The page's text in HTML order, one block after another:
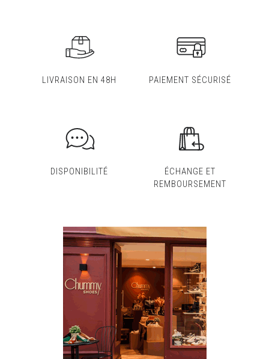
LIVRAISON EN 48H PAIEMENT SÉCURISÉ
DISPONIBILITÉ
ÉCHANGE ET
REMBOURSEMENT